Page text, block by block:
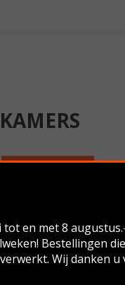
en met 8
Bestellingen
Wij danken